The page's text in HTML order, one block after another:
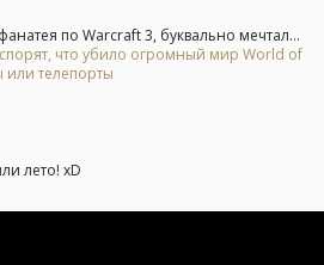
по Warcraft 3, буквально мечтал...
спорят, что убило огромный мир World of
телепорты
лето! xD